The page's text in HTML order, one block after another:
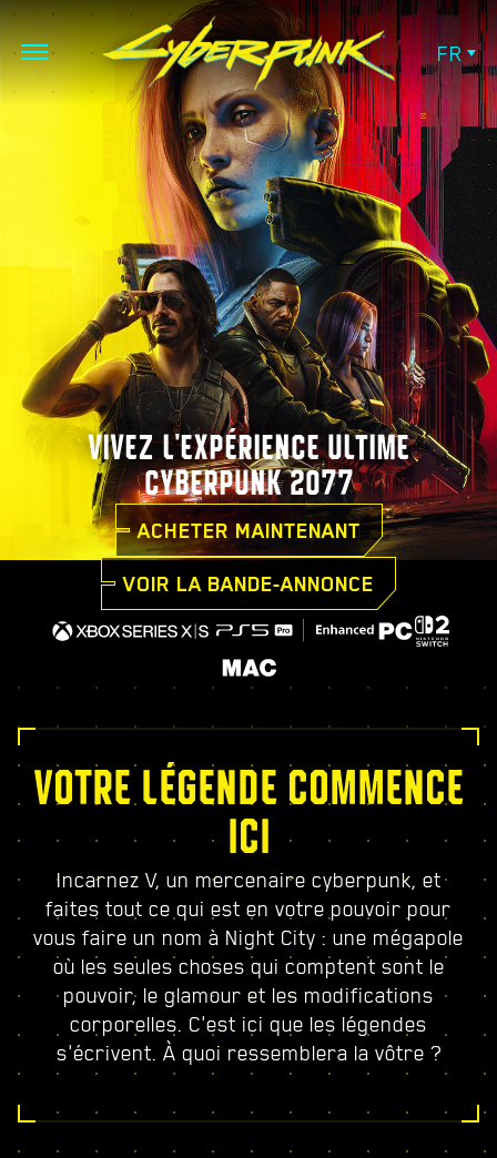
FR
VIVEZ L'EXPÉRIENCE ULTIME
CYBERPUNK 2077
ACHETER MAINTENANT
VOIR LA BANDE-ANNONCE
VOTRE LÉGENDE COMMENCE
ICI
Incarnez V, un mercenaire cyberpunk, et
faites tout ce qui est en votre pouvoir pour
vous faire un nom à Night City : une mégapole
où les seules choses qui comptent sont le
pouvoir, le glamour et les modifications
corporelles. C'est ici que les légendes
s'écrivent. À quoi ressemblera la vôtre ?